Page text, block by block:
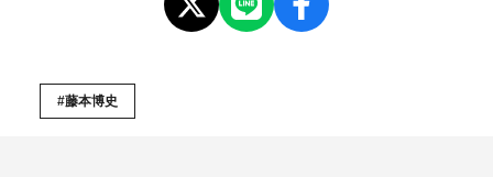
#藤本博史